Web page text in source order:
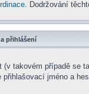
. Dodržování
přihlášení
takovém případě se
jméno a